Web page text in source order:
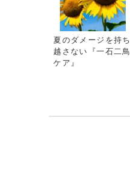
夏のダメージを持ち
越さない『一石二鳥
ケア』